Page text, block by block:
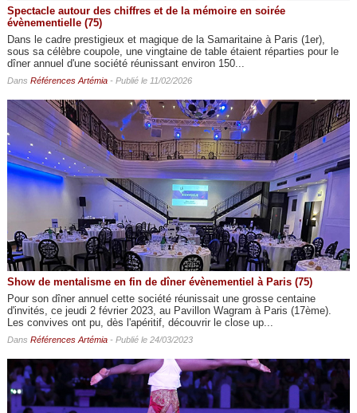
Spectacle autour des chiffres et de la mémoire en soirée
évènementielle (75)
Dans le cadre prestigieux et magique de la Samaritaine à Paris (1er),
sous sa célèbre coupole, une vingtaine de table étaient réparties pour le
dîner annuel d'une société réunissant environ 150...
Dans Références Artémia- Publié le 11/02/2026
Show de mentalisme en fin de dîner évènementiel à Paris (75)
Pour son dîner annuel cette société réunissait une grosse centaine
d'invités, ce jeudi 2 février 2023, au Pavillon Wagram à Paris (17ème).
Les convives ont pu, dès l'apéritif, découvrir le close up...
Dans Références Artémia- Publié le 24/03/2023